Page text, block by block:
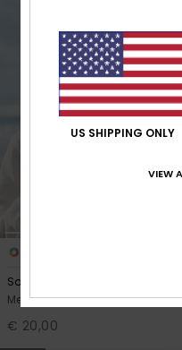
So Peaceful
Meisjes Paars Hoed
€ 20,00
US SHIPPING ONLY
VIEW